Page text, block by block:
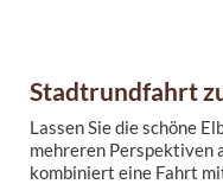
Stadtrundfahrt
Lassen Sie die schöne
mehreren Perspektiven
kombiniert eine Fahrt